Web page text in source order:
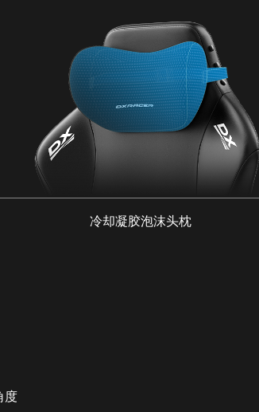
冷却凝胶泡沫头枕
度